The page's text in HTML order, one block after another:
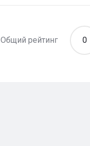
Общий рейтинг 0